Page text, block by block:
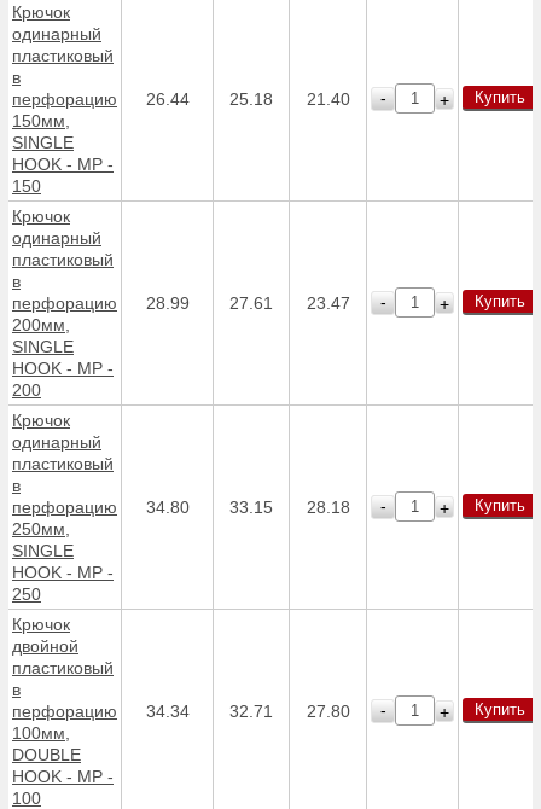
Крючок
одинарный
пластиковый
в
перфорацию
150мм,
SINGLE
HOOK - MP -
150
26.44 25.18 21.40 - + Купить
Крючок
одинарный
пластиковый
в
перфорацию
200мм,
SINGLE
HOOK - MP -
200
28.99 27.61 23.47 - + Купить
Крючок
одинарный
пластиковый
в
перфорацию
250мм,
SINGLE
HOOK - MP -
250
34.80 33.15 28.18 - + Купить
Крючок
двойной
пластиковый
в
перфорацию
100мм,
DOUBLE
HOOK - MP -
100
34.34 32.71 27.80 - + Купить